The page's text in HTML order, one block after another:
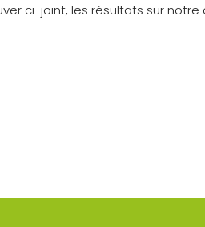
ci-joint, les résultats sur notre